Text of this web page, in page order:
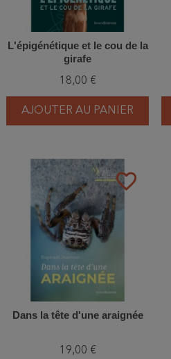
L'épigénétique et le cou de la
girafe
18,00 €
AJOUTER AU PANIER
favorite_border
Dans la tête d'une araignée
19,00 €